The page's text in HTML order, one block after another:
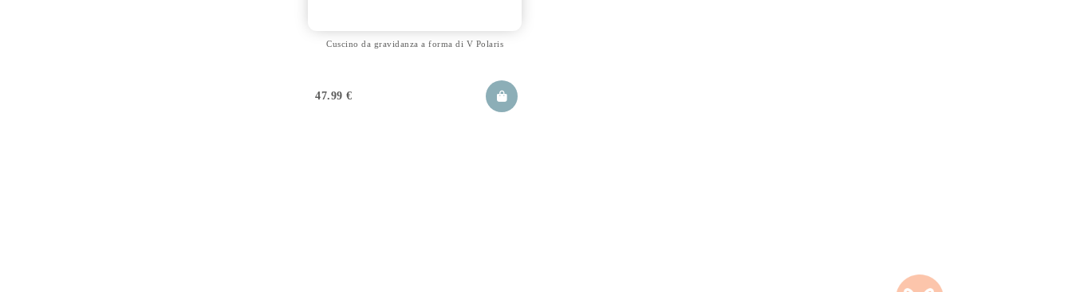
Cuscino da gravidanza a forma di V Polaris
47.99€